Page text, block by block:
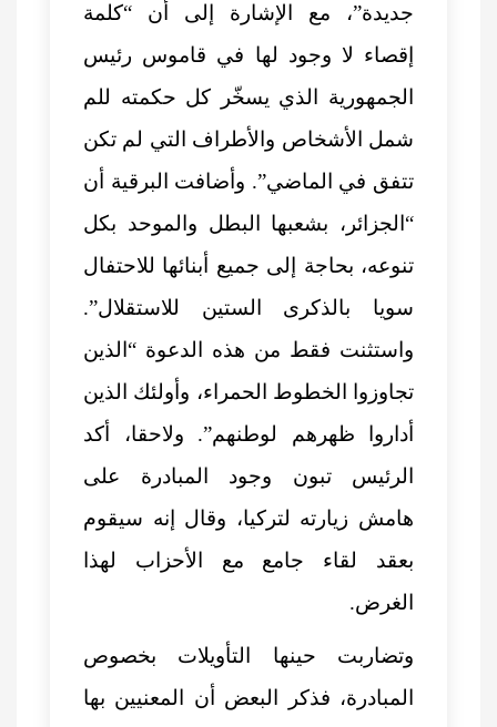
جديدة”، مع الإشارة إلى أن “كلمة
إقصاء لا وجود لها في قاموس رئيس
الجمهورية الذي يسخّر كل حكمته للم
شمل الأشخاص والأطراف التي لم تكن
تتفق في الماضي”. وأضافت البرقية أن
“الجزائر، بشعبها البطل والموحد بكل
تنوعه، بحاجة إلى جميع أبنائها للاحتفال
سويا بالذكرى الستين للاستقلال”.
واستثنت فقط من هذه الدعوة “الذين
تجاوزوا الخطوط الحمراء، وأولئك الذين
أداروا ظهرهم لوطنهم”. ولاحقا، أكد
الرئيس تبون وجود المبادرة على
هامش زيارته لتركيا، وقال إنه سيقوم
بعقد لقاء جامع مع الأحزاب لهذا
الغرض.
وتضاربت حينها التأويلات بخصوص
المبادرة، فذكر البعض أن المعنيين بها